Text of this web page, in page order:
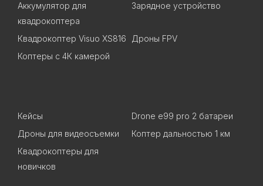
Аккумулятор для
квадрокоптера
Зарядное устройство
Квадрокоптер Visuo XS816
Дроны FPV
Коптеры с 4К камерой
Кейсы
Drone e99 pro 2 батареи
Дроны для видеосъемки
Коптер дальностью 1 км
Квадрокоптеры для
новичков